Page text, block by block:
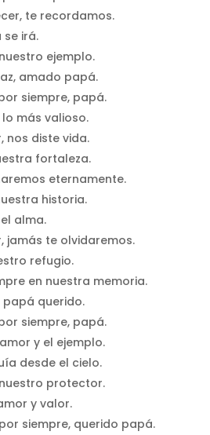
te recordamos.
se irá.
ejemplo.
amado papá.
siempre, papá.
más valioso.
nos diste vida.
fortaleza.
eternamente.
historia.
alma.
jamás te olvidaremos.
refugio.
en nuestra memoria.
papá querido.
siempre, papá.
y el ejemplo.
desde el cielo.
protector.
y valor.
siempre, querido papá.